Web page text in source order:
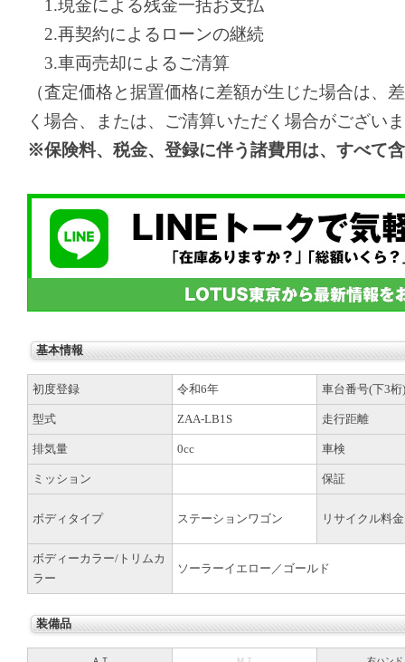
1.現金による残金一括お支払
2.再契約によるローンの継続
3.車両売却によるご清算
（査定価格と据置価格に差額が生じた場合は、
く場合、または、ご清算いただく場合がござい
※保険料、税金、登録に伴う諸費用は、すべて
基本情報
初度登録 令和6年 車台番号(下3桁)
型式 ZAA-LB1S 走行距離
排気量 0cc 車検
ミッション 保証
ボディタイプ ステーションワゴン リサイクル料金
ボディーカラー/トリムカ
ラー
ソーラーイエロー／ゴールド
装備品